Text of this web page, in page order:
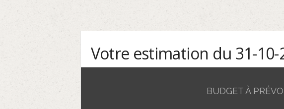
Votre estimation du 31-10-
BUDGET À